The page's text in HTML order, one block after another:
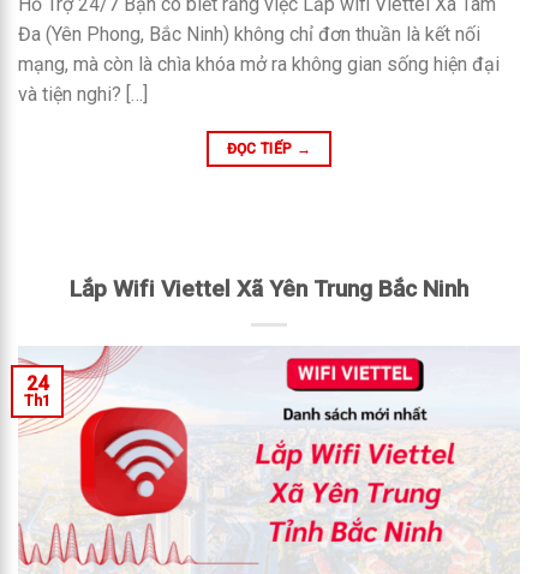
Đa (Yên Phong, Bắc Ninh) không chỉ đơn thuần là kết nối
mạng, mà còn là chìa khóa mở ra không gian sống hiện đại
và tiện nghi? […]
ĐỌC TIẾP →
Lắp Wifi Viettel Xã Yên Trung Bắc Ninh
24
Th1